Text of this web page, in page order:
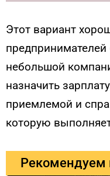
Этот вариант
небольшой
назначить
приемлемой и
которую
Рекомендуем